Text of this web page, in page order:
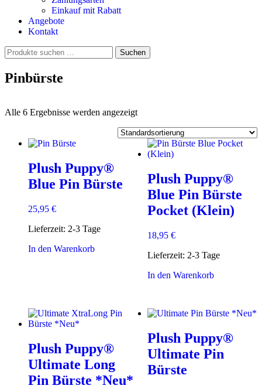
Einkauf mit Rabatt
Angebote
Kontakt
Suchen
nach:
Suchen
Pinbürste
Alle 6 Ergebnisse werden angezeigt
Plush Puppy®
Blue Pin Bürste
25,95 €
Lieferzeit: 2-3 Tage
In den Warenkorb
Plush Puppy®
Blue Pin Bürste
Pocket (Klein)
18,95 €
Lieferzeit: 2-3 Tage
In den Warenkorb
Plush Puppy®
Ultimate Long
Pin Bürste *Neu*
Plush Puppy®
Ultimate Pin
Bürste